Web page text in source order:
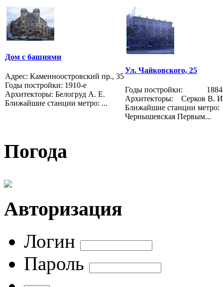
Дом с башнями
Адрес: Каменноостровский пр., 35
Годы постройки: 1910-е
Архитекторы: Белогруд А. Е.
Ближайшие станции метро: ...
Ул. Чайковского, 25
Годы постройки: 1884
Архитекторы: Серков В.
Ближайшие станции
Чернышевская Первым...
Погода
Авторизация
Логин
Пароль